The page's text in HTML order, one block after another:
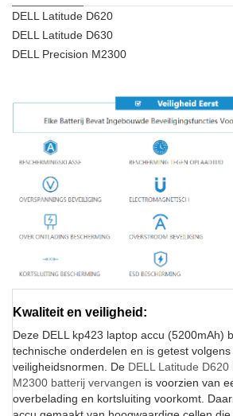
DELL Latitude D620
DELL Latitude D630
DELL Precision M2300
Kwaliteit en veiligheid:
Deze DELL kp423 laptop accu (5200mAh)
technische onderdelen en is getest
veiligheidsnormen. De DELL Latitude
M2300 batterij vervangen is voorzien van
overbelading en kortsluiting voorkomt.